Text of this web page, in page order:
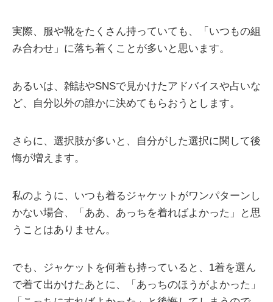
実際、服や靴をたくさん持っていても、「いつもの組
み合わせ」に落ち着くことが多いと思います。
あるいは、雑誌やSNSで見かけたアドバイスや占いな
ど、自分以外の誰かに決めてもらおうとします。
さらに、選択肢が多いと、自分がした選択に関して後
悔が増えます。
私のように、いつも着るジャケットがワンパターンし
かない場合、「ああ、あっちを着ればよかった」と思
うことはありません。
でも、ジャケットを何着も持っていると、1着を選ん
で着て出かけたあとに、「あっちのほうがよかった」